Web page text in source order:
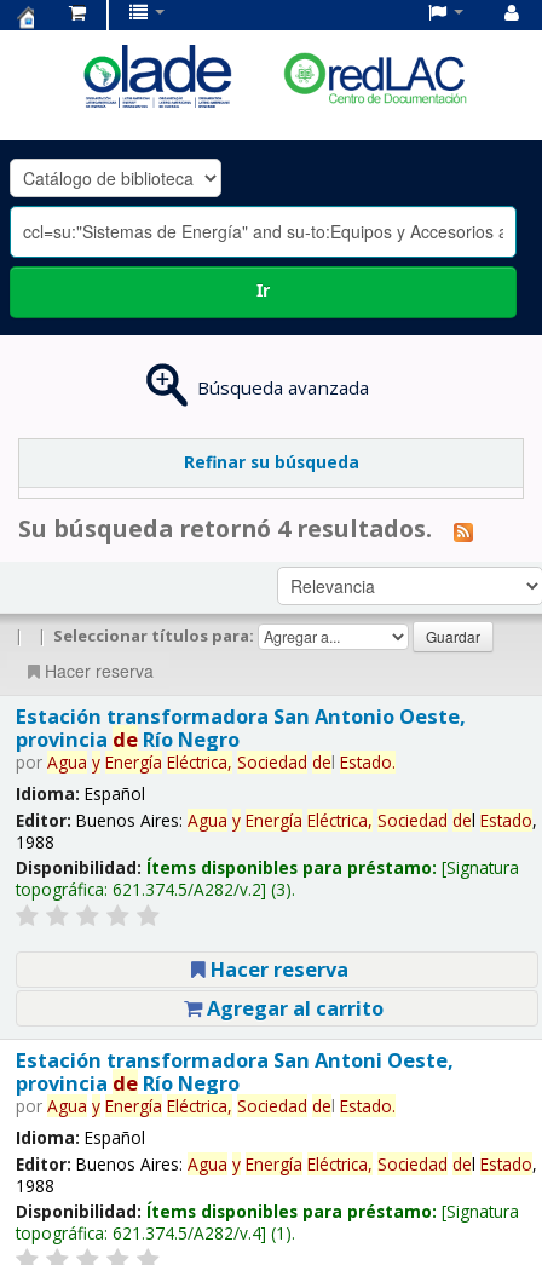
OLADE
-
Ir
Búsqueda avanzada
Refinar su búsqueda
Su búsqueda retornó 4 resultados.
| | Seleccionar títulos para:
Hacer reserva
Estación transformadora San Antonio Oeste,
provincia deRío Negro
por Agua y Energía Eléctrica, Sociedad del Estado.
Idioma: Español
Editor: Buenos Aires: Agua y Energía Eléctrica, Sociedad del Estado,
1988
Disponibilidad: Ítems disponibles para préstamo: Signatura
topográfica: 621.374.5/A282/v.2 (3).
Hacer reserva
Agregar al carrito
Estación transformadora San Antoni Oeste,
provincia deRío Negro
por Agua y Energía Eléctrica, Sociedad del Estado.
Idioma: Español
Editor: Buenos Aires: Agua y Energía Eléctrica, Sociedad del Estado,
1988
Disponibilidad: Ítems disponibles para préstamo: Signatura
topográfica: 621.374.5/A282/v.4 (1).